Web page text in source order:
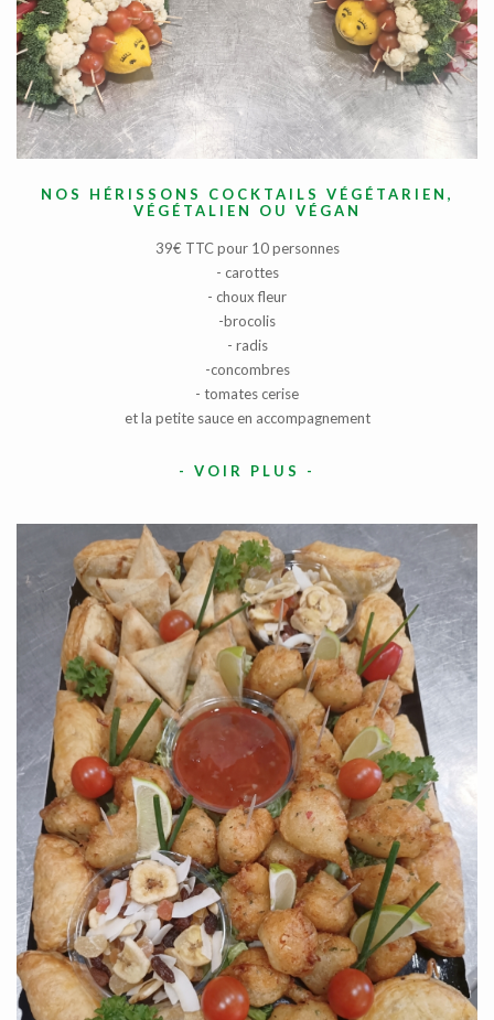
NOS HÉRISSONS COCKTAILS VÉGÉTARIEN,
VÉGÉTALIEN OU VÉGAN
39€ TTC pour 10 personnes
- carottes
- choux fleur
-brocolis
- radis
-concombres
- tomates cerise
et la petite sauce en accompagnement
- VOIR PLUS -